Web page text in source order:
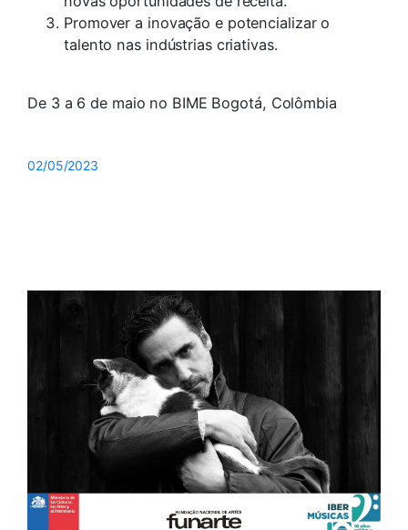
Promover a inovação e potencializar o
talento nas indústrias criativas.
De 3 a 6 de maio no BIME Bogotá, Colômbia
02/05/2023